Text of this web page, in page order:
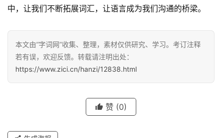
汉
字
词
中，让我们不断拓展词汇，让语言成为我们沟通的桥梁。
本文由“字词网”收集、整理，素材仅供研究、学习。考订注释
若有误，欢迎反馈。转载请注明出处：
https://www.zici.cn/hanzi/12838.html
赞 (0)